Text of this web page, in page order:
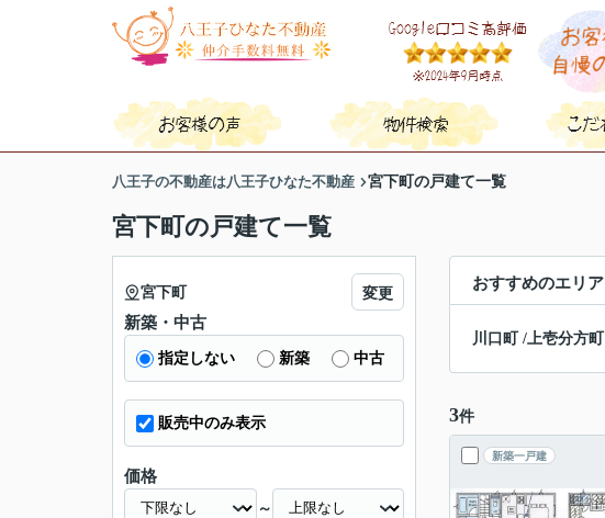
八王子の不動産は八王子ひなた不動産 宮下町の戸建て一覧
宮下町の戸建て一覧
おすすめのエリア
川口町 /上壱分方町
3件
新築一戸建
宮下町 変更
新築・中古
指定しない 新築 中古
販売中のみ表示
価格
～